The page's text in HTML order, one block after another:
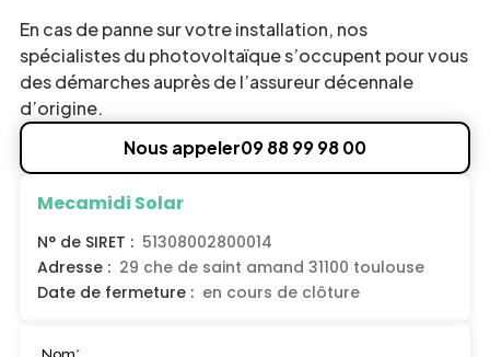
En cas de panne sur votre installation, nos
spécialistes du photovoltaïque s’occupent pour vous
des démarches auprès de l’assureur décennale
d’origine.
Nous appeler09 88 99 98 00
Mecamidi Solar
N° de SIRET : 51308002800014
Adresse : 29 che de saint amand 31100 toulouse
Date de fermeture : en cours de clôture